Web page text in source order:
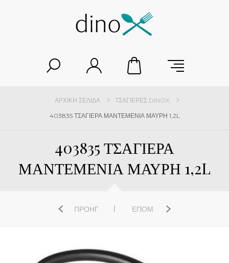
ΑΡΧΙΚΉ ΣΕΛΊΔΑ
ΤΣΑΓΙΈΡΕΣ DINOX
403835 ΤΣΑΓΙΕΡΑ ΜΑΝΤΕΜΕΝΙΑ ΜΑΥΡΗ 1,2L
403835 ΤΣΑΓΙΕΡΑ
ΜΑΝΤΕΜΕΝΙΑ ΜΑΥΡΗ 1,2L
ΠΡΟΗΓ ΕΠΌΜ